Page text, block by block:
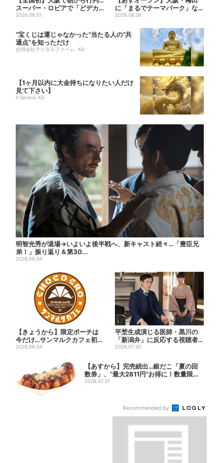
スーパー・ロピアで「どデカ
抽選会」、開始30分で“1...
2026.08.01
に「まるでテーマパーク」な
巨大スポーツ店、461ブラン...
2026.08.06
“宝くじは運じゃなかった”当たる人の“共
通点”を知っただけ
合同会社デジタルファーム AD
【1ヶ月以内に大金持ちになりたい人だけ
見て下さい】
Il Sereno AD
明智光秀が退場→いよいよ後半戦へ、新キャスト続々…「豊臣兄
弟！」振り返り＆第30...
2026.08.04
【きょうから】限定ポーチは
今だけ…サンマルクカフェ初の
「夏福袋」、実質無料でレア...
2026.08.04
平埜生成演じる医師・黒川の
「新潟弁」に反応する視聴者
続出「グッときた」
2026.07.30
【あすから】完売続出…銀だこ「夏の回
数券」、“最大2811円”お得に！数量限定
で
2026.07.31
Recommended by